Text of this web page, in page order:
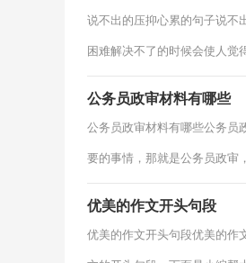
说不出的压抑心累的句子说不
困难解决不了的时候会使人觉
公务员政审材料有哪些
公务员政审材料有哪些公务员
要的事情，那就是公务员政审
优美的作文开头句段
优美的作文开头句段优美的作